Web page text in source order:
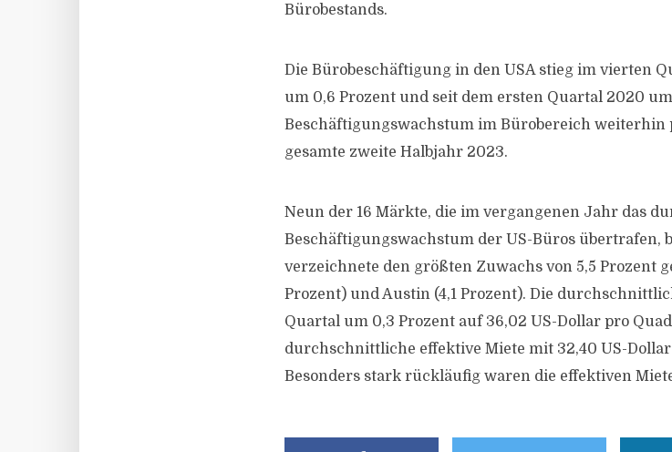
Bürobestands.
Die Bürobeschäftigung in den USA stieg im vierten
um 0,6 Prozent und seit dem ersten Quartal 2020
Beschäftigungswachstum im Bürobereich weiterhin
gesamte zweite Halbjahr 2023.
Neun der 16 Märkte, die im vergangenen Jahr das
Beschäftigungswachstum der US-Büros übertrafen,
verzeichnete den größten Zuwachs von 5,5 Prozent
Prozent) und Austin (4,1 Prozent). Die
Quartal um 0,3 Prozent auf 36,02 US-Dollar pro
durchschnittliche effektive Miete mit 32,40 US-
Besonders stark rückläufig waren die effektiven